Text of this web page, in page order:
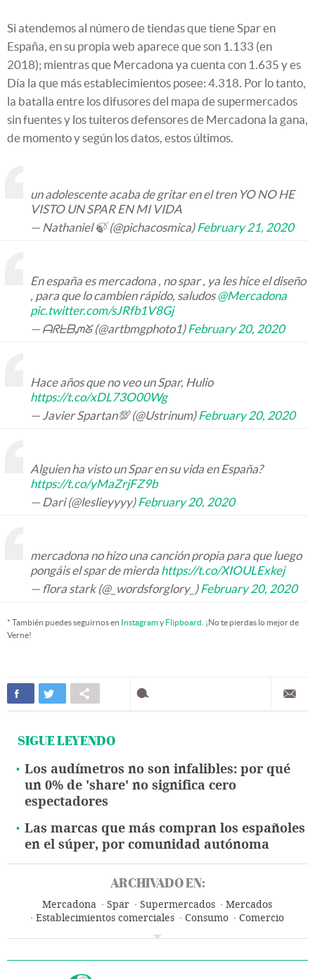
Si atendemos al número de tiendas que tiene Spar en
España, en su propia web aparece que son 1.133 (en
2018); mientras que Mercadona ya cuenta con 1.635 y es
Día la que más establecimientos posee: 4.318. Por lo tanto,
la batalla entre los difusores del mapa de supermercados
sin fuentes y los tuiteros defensores de Mercadona la gana,
de momento y según los datos, estos últimos.
un adolescente acaba de gritar en el tren YO NO HE
VISTO UN SPAR EN MI VIDA
— Nathaniel 🍃 (@pichacosmica)February 21, 2020
En españa es mercadona , no spar , ya les hice el diseño
, para que lo cambien rápido, saludos@Mercadona
pic.twitter.com/sJRfb1V8Gj
— ᗩᖇᖶᗷᘻᘜ (@artbmgphoto1)February 20, 2020
Hace años que no veo un Spar, Hulio
https://t.co/xDL73O00Wg
— Javier Spartan💯 (@Ustrinum)February 20, 2020
Alguien ha visto un Spar en su vida en España?
https://t.co/yMaZrjFZ9b
— Dari (@leslieyyyy)February 20, 2020
mercadona no hizo una canción propia para que luego
pongáis el spar de mierda https://t.co/XIOULExkej
— flora stark (@_wordsforglory_)February 20, 2020
* También puedes seguirnos en Instagramy Flipboard . ¡No te pierdas lo mejor de
Verne!
SIGUE LEYENDO
Los audímetros no son infalibles: por qué
un 0% de 'share' no significa cero
espectadores
Las marcas que más compran los españoles
en el súper, por comunidad autónoma
ARCHIVADO EN:
Mercadona Spar Supermercados
Mercados
Establecimientos comerciales
Consumo
Comercio